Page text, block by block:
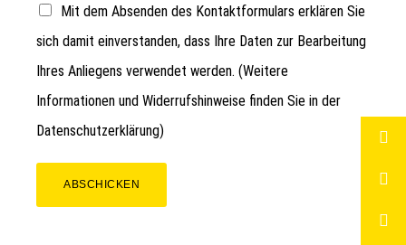
Mit dem Absenden des Kontaktformulars erklären Sie
sich damit einverstanden, dass Ihre Daten zur Bearbeitung
Ihres Anliegens verwendet werden. (Weitere
Informationen und Widerrufshinweise finden Sie in der
Datenschutzerklärung)
ABSCHICKEN